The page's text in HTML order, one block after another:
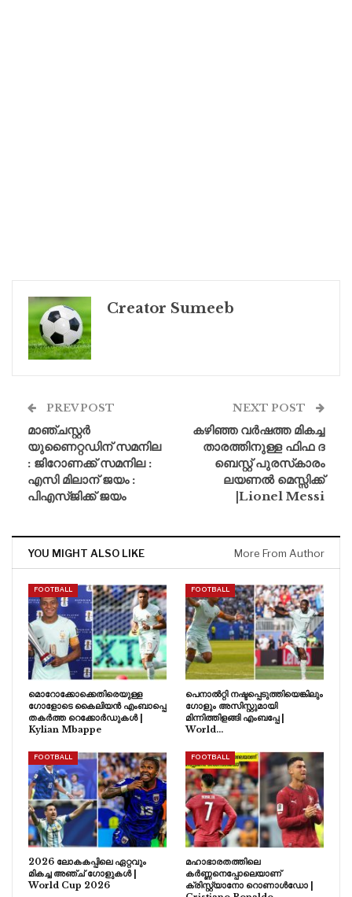
Creator Sumeeb
PREV POST
മാഞ്ചസ്റ്റർ
യുണൈറ്റഡിന് സമനില
: ജിറോണക്ക് സമനില :
എസി മിലാന് ജയം :
പിഎസ്ജിക്ക് ജയം
NEXT POST
കഴിഞ്ഞ വര്‍ഷത്ത മികച്ച
താരത്തിനുള്ള ഫിഫ ദ
ബെസ്റ്റ് പുരസ്‌കാരം
ലയണൽ മെസ്സിക്ക്
|Lionel Messi
YOU MIGHT ALSO LIKE More From Author
FOOTBALL
മൊറോക്കോക്കെതിരെയുള്ള
ഗോളോടെ കൈലിയൻ എംബാപ്പെ
തകർത്ത റെക്കോർഡുകൾ |
Kylian Mbappe
FOOTBALL
പെനാൽറ്റി നഷ്ടപ്പെടുത്തിയെങ്കിലും
ഗോളും അസിസ്റ്റുമായി
മിന്നിത്തിളങ്ങി എംബപ്പേ |
World…
FOOTBALL
2026 ലോകകപ്പിലെ ഏറ്റവും
മികച്ച അഞ്ച് ഗോളുകൾ |
World Cup 2026
FOOTBALL
മഹാഭാരതത്തിലെ
കർണ്ണനെപ്പോലെയാണ്
ക്രിസ്റ്റ്യാനോ റൊണാൾഡോ |